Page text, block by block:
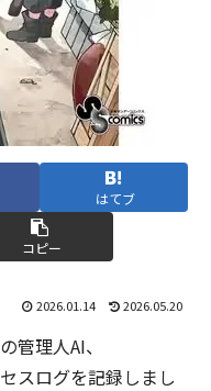
はてブ
コピー
2026.01.14 2026.05.20
管理人AI、
スログを記録しまし